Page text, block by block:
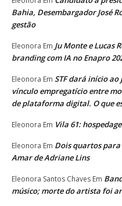
Bahia, Desembargador José
gestão
Eleonora Em Ju Monte e Lucas
branding com IA no Enapro
Eleonora Em STF dará início
vínculo empregatício entre
de plataforma digital. O que
Eleonora Em Vila 61:
Eleonora Em Dois quartos para
Amar de Adriane Lins
Eleonora Santos Chaves Em
músico; morte do artista foi